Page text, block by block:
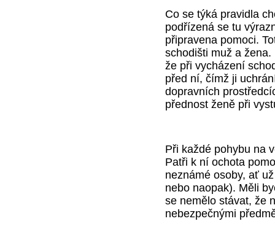
Co se týká pravidla
podřízená se tu
připravena pomoci.
schodišti muž a žena.
že při vycházení
před ní, čímž ji
dopravních
přednost ženě při
Při každé pohybu na
Patři k ní ochota
ne­známé osoby, ať
nebo naopak). Měli
se nemělo stávat, že
nebezpečnými